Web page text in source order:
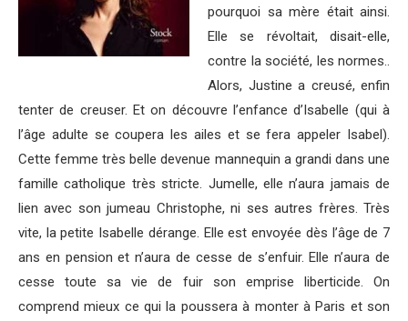
pourquoi sa mère était ainsi.
Elle se révoltait, disait-elle,
contre la société, les normes..
Alors, Justine a creusé, enfin
tenter de creuser. Et on découvre l’enfance d’Isabelle (qui à
l’âge adulte se coupera les ailes et se fera appeler Isabel).
Cette femme très belle devenue mannequin a grandi dans une
famille catholique très stricte. Jumelle, elle n’aura jamais de
lien avec son jumeau Christophe, ni ses autres frères. Très
vite, la petite Isabelle dérange. Elle est envoyée dès l’âge de 7
ans en pension et n’aura de cesse de s’enfuir. Elle n’aura de
cesse toute sa vie de fuir son emprise liberticide. On
comprend mieux ce qui la poussera à monter à Paris et son